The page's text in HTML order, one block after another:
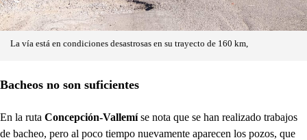
La vía está en condiciones desastrosas en su trayecto de 160 km,
Bacheos no son suficientes
En la ruta Concepción-Vallemíse nota que se han realizado trabajos
de bacheo, pero al poco tiempo nuevamente aparecen los pozos, que